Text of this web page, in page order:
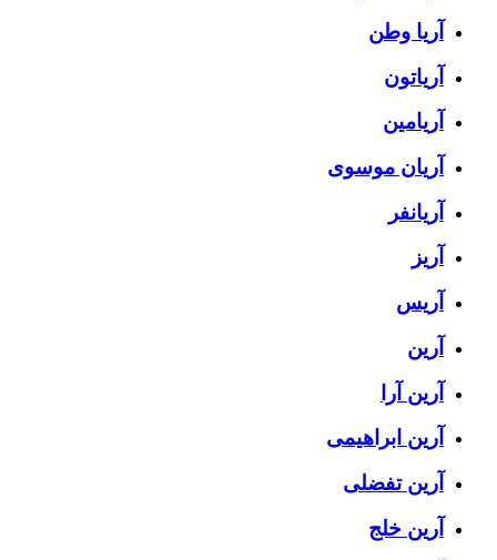
آریا وطن
آریاتون
آریامین
آریان موسوی
آریانفر
آریز
آریس
آرین
آرین آرا
آرین ابراهیمی
آرین تفضلی
آرین خلج